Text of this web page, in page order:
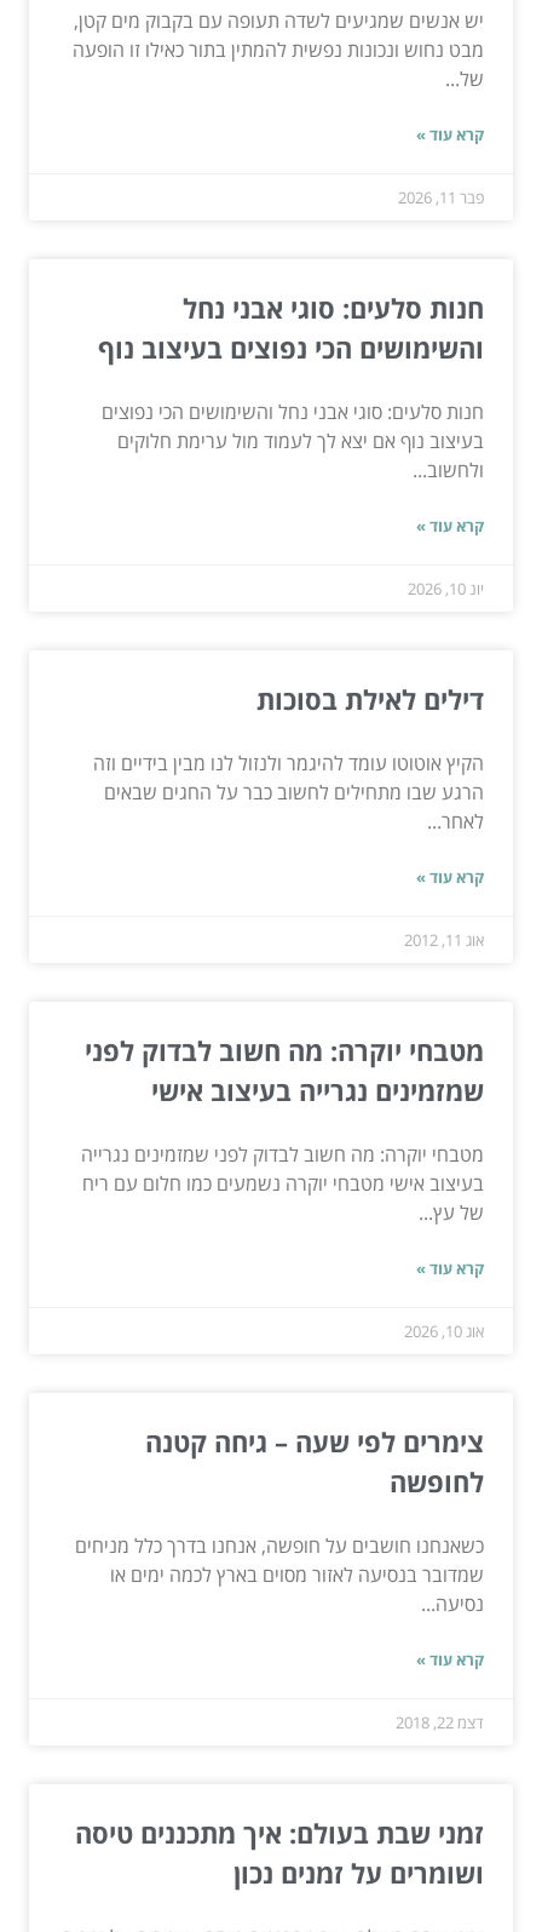
יש אנשים שמגיעים לשדה תעופה עם בקבוק מים קטן,
מבט נחוש ונכונות נפשית להמתין בתור כאילו זו הופעה
של...
קרא עוד »
פבר 11, 2026
חנות סלעים: סוגי אבני נחל
והשימושים הכי נפוצים בעיצוב נוף
חנות סלעים: סוגי אבני נחל והשימושים הכי נפוצים
בעיצוב נוף אם יצא לך לעמוד מול ערימת חלוקים
ולחשוב...
קרא עוד »
יונ 10, 2026
דילים לאילת בסוכות
הקיץ אוטוטו עומד להיגמר ולנזול לנו מבין בידיים וזה
הרגע שבו מתחילים לחשוב כבר על החגים שבאים
לאחר...
קרא עוד »
אוג 11, 2012
מטבחי יוקרה: מה חשוב לבדוק לפני
שמזמינים נגרייה בעיצוב אישי
מטבחי יוקרה: מה חשוב לבדוק לפני שמזמינים נגרייה
בעיצוב אישי מטבחי יוקרה נשמעים כמו חלום עם ריח
של עץ...
קרא עוד »
אוג 10, 2026
צימרים לפי שעה – גיחה קטנה
לחופשה
כשאנחנו חושבים על חופשה, אנחנו בדרך כלל מניחים
שמדובר בנסיעה לאזור מסוים בארץ לכמה ימים או
נסיעה...
קרא עוד »
דצמ 22, 2018
זמני שבת בעולם: איך מתכננים טיסה
ושומרים על זמנים נכון